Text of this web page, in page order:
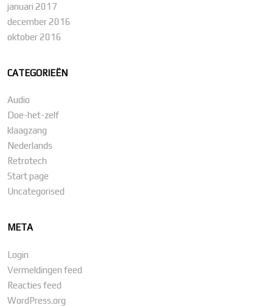
januari 2017
december 2016
oktober 2016
CATEGORIEËN
Audio
Doe-het-zelf
klaagzang
Nederlands
Retrotech
Start page
Uncategorised
META
Login
Vermeldingen feed
Reacties feed
WordPress.org